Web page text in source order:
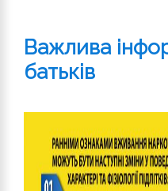
Важлива
батьків